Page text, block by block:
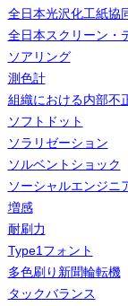
全日本光沢化工紙協
全日本スクリーン・
ソアリング
測色計
組織における内部不
ソフトドット
ソラリゼーション
ソルベントショック
ソーシャルエンジニ
増感
耐刷力
Type1フォント
多色刷り新聞輪転機
タックバランス